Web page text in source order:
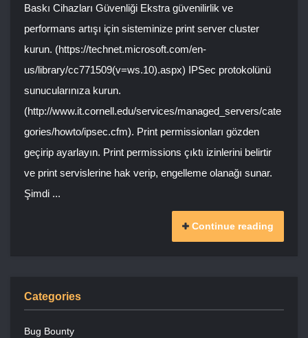
Baskı Cihazları Güvenliği Ekstra güvenilirlik ve
performans artışı için sisteminize print server cluster
kurun. (https://technet.microsoft.com/en-
us/library/cc771509(v=ws.10).aspx) IPSec protokolünü
sunucularınıza kurun.
(http://www.it.cornell.edu/services/managed_servers/cate
gories/howto/ipsec.cfm). Print permissionları gözden
geçirip ayarlayın. Print permissions çıktı izinlerini belirtir
ve print servislerine hak verip, engelleme olanağı sunar.
Şimdi ...
Continue reading
Categories
Bug Bounty